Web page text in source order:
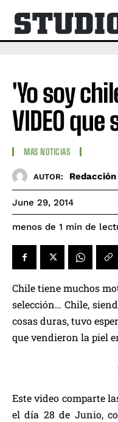
'Yo soy
VIDEO
MAS NOTICIAS
AUTOR: Redacción
June 29, 2014
menos de 1 min de
Chile tiene muchos
selección… Chile,
cosas duras, tuvo
que vendieron la piel
Este video comparte
el día 28 de Junio,